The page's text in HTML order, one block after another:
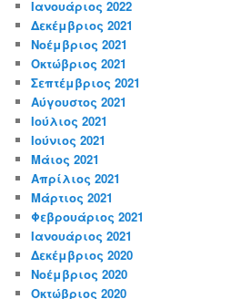
Ιανουάριος 2022
Δεκέμβριος 2021
Νοέμβριος 2021
Οκτώβριος 2021
Σεπτέμβριος 2021
Αύγουστος 2021
Ιούλιος 2021
Ιούνιος 2021
Μάιος 2021
Απρίλιος 2021
Μάρτιος 2021
Φεβρουάριος 2021
Ιανουάριος 2021
Δεκέμβριος 2020
Νοέμβριος 2020
Οκτώβριος 2020